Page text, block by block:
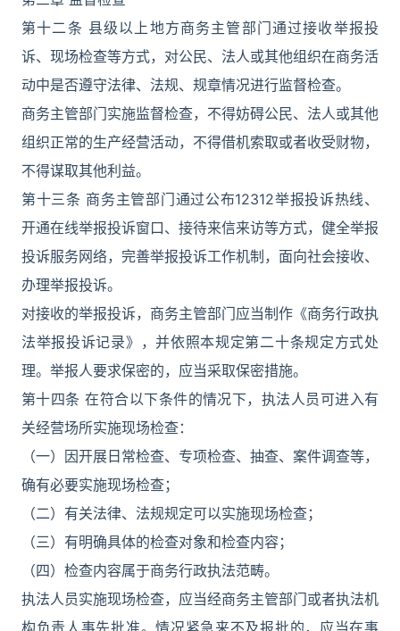
第十二条 县级以上地方商务主管部门通过接收举报投
诉、现场检查等方式，对公民、法人或其他组织在商务活
动中是否遵守法律、法规、规章情况进行监督检查。
商务主管部门实施监督检查，不得妨碍公民、法人或其他
组织正常的生产经营活动，不得借机索取或者收受财物，
不得谋取其他利益。
第十三条 商务主管部门通过公布12312举报投诉热线、
开通在线举报投诉窗口、接待来信来访等方式，健全举报
投诉服务网络，完善举报投诉工作机制，面向社会接收、
办理举报投诉。
对接收的举报投诉，商务主管部门应当制作《商务行政执
法举报投诉记录》，并依照本规定第二十条规定方式处
理。举报人要求保密的，应当采取保密措施。
第十四条 在符合以下条件的情况下，执法人员可进入有
关经营场所实施现场检查：
（一）因开展日常检查、专项检查、抽查、案件调查等，
确有必要实施现场检查；
（二）有关法律、法规规定可以实施现场检查；
（三）有明确具体的检查对象和检查内容；
（四）检查内容属于商务行政执法范畴。
执法人员实施现场检查，应当经商务主管部门或者执法机
构负责人事先批准。情况紧急来不及报批的，应当在事